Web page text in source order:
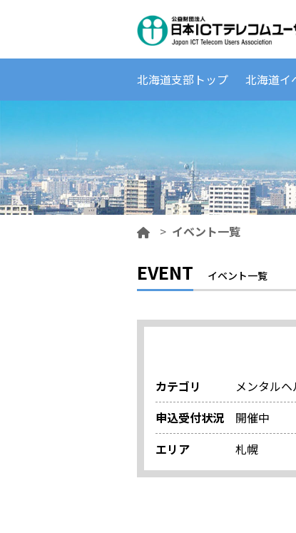
北海道支部トップ 北海道イ
> イベント一覧
EVENT イベント一覧
カテゴリ
メンタル
申込受付状況
開催中
エリア
札幌